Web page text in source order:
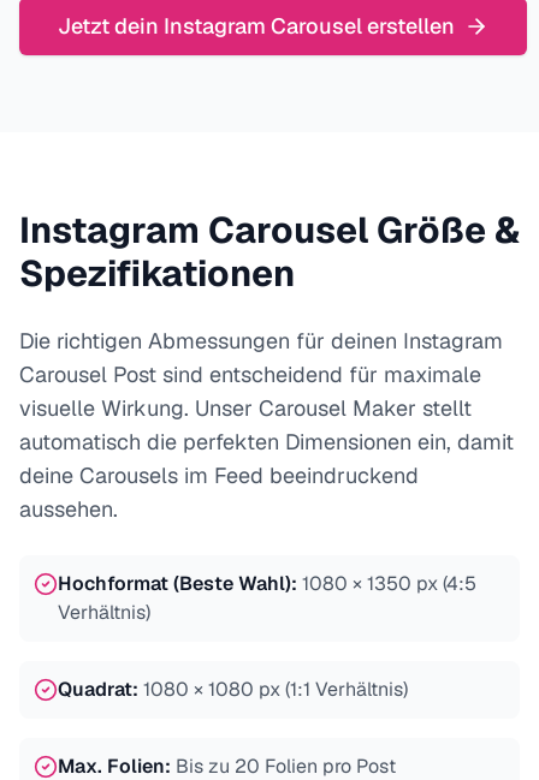
Jetzt dein Instagram Carousel erstellen
Instagram Carousel Größe &
Spezifikationen
Die richtigen Abmessungen für deinen Instagram
Carousel Post sind entscheidend für maximale
visuelle Wirkung. Unser Carousel Maker stellt
automatisch die perfekten Dimensionen ein, damit
deine Carousels im Feed beeindruckend
aussehen.
Hochformat (Beste Wahl): 1080 × 1350 px (4:5
Verhältnis)
Quadrat: 1080 × 1080 px (1:1 Verhältnis)
Max. Folien: Bis zu 20 Folien pro Post